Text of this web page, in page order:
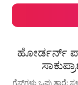
ಹೋರ್ಡರ್ನ್
ಗೆಸ್ಟ್‌ಗಳು ಒಪ್ಪುತ್ತಾರೆ: